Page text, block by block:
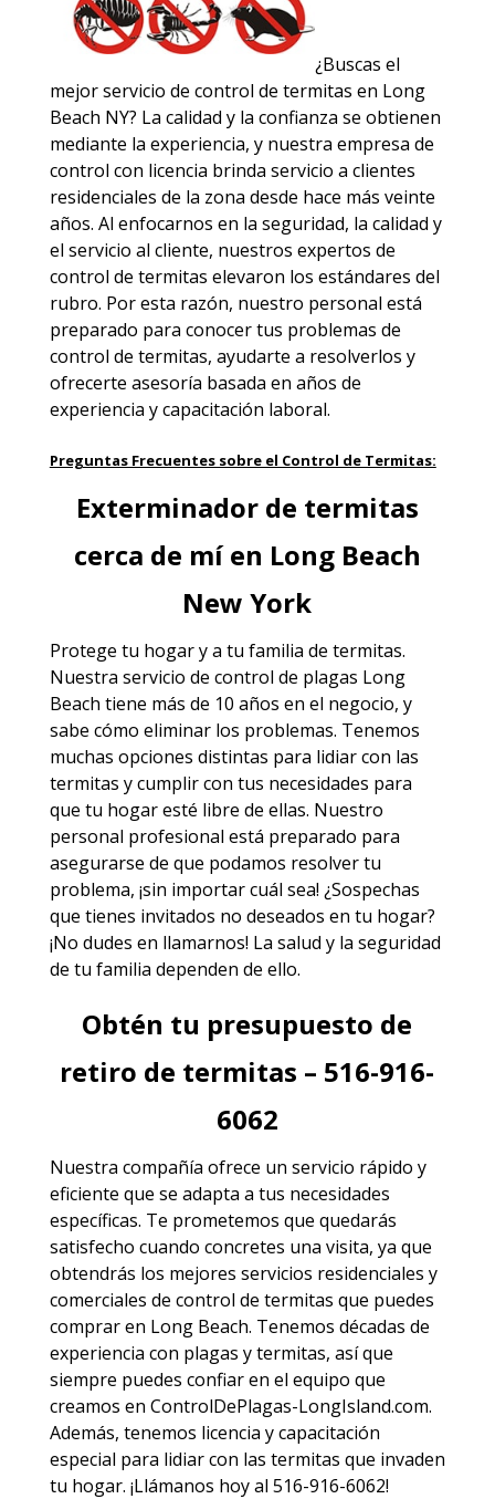
¿Buscas el
mejor servicio de control de termitas en Long
Beach NY? La calidad y la confianza se obtienen
mediante la experiencia, y nuestra empresa de
control con licencia brinda servicio a clientes
residenciales de la zona desde hace más veinte
años. Al enfocarnos en la seguridad, la calidad y
el servicio al cliente, nuestros expertos de
control de termitas elevaron los estándares del
rubro. Por esta razón, nuestro personal está
preparado para conocer tus problemas de
control de termitas, ayudarte a resolverlos y
ofrecerte asesoría basada en años de
experiencia y capacitación laboral.
Preguntas Frecuentes sobre el Control de Termitas:
Exterminador de termitas
cerca de mí en Long Beach
New York
Protege tu hogar y a tu familia de termitas.
Nuestra servicio de control de plagas Long
Beach tiene más de 10 años en el negocio, y
sabe cómo eliminar los problemas. Tenemos
muchas opciones distintas para lidiar con las
termitas y cumplir con tus necesidades para
que tu hogar esté libre de ellas. Nuestro
personal profesional está preparado para
asegurarse de que podamos resolver tu
problema, ¡sin importar cuál sea! ¿Sospechas
que tienes invitados no deseados en tu hogar?
¡No dudes en llamarnos! La salud y la seguridad
de tu familia dependen de ello.
Obtén tu presupuesto de
retiro de termitas – 516-916-
6062
Nuestra compañía ofrece un servicio rápido y
eficiente que se adapta a tus necesidades
específicas. Te prometemos que quedarás
satisfecho cuando concretes una visita, ya que
obtendrás los mejores servicios residenciales y
comerciales de control de termitas que puedes
comprar en Long Beach. Tenemos décadas de
experiencia con plagas y termitas, así que
siempre puedes confiar en el equipo que
creamos en ControlDePlagas-LongIsland.com.
Además, tenemos licencia y capacitación
especial para lidiar con las termitas que invaden
tu hogar. ¡Llámanos hoy al 516-916-6062!